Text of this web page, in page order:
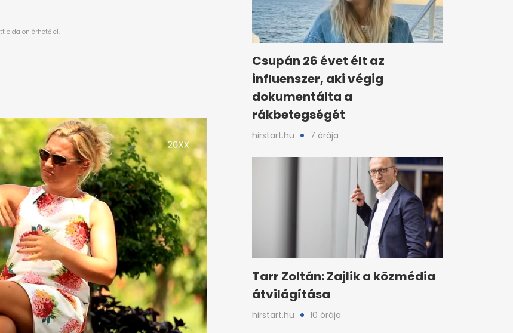
Csupán 26 évet élt az
influenszer, aki végig
dokumentálta a
rákbetegségét
hirstart.hu 7 órája
Tarr Zoltán: Zajlik a közmédia
átvilágítása
hirstart.hu 10 órája